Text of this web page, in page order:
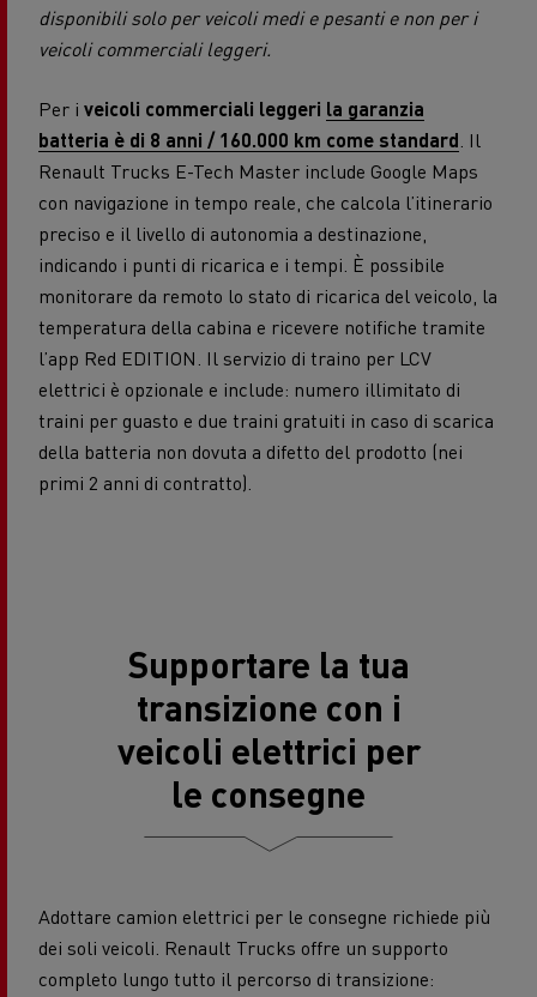
disponibili solo per veicoli medi e pesanti e non per i
veicoli commerciali leggeri.
Per i veicoli commerciali leggeri la garanzia
batteria è di 8 anni / 160.000 km come standard. Il
Renault Trucks E-Tech Master include Google Maps
con navigazione in tempo reale, che calcola l’itinerario
preciso e il livello di autonomia a destinazione,
indicando i punti di ricarica e i tempi. È possibile
monitorare da remoto lo stato di ricarica del veicolo, la
temperatura della cabina e ricevere notifiche tramite
l’app Red EDITION. Il servizio di traino per LCV
elettrici è opzionale e include: numero illimitato di
traini per guasto e due traini gratuiti in caso di scarica
della batteria non dovuta a difetto del prodotto (nei
primi 2 anni di contratto).
Supportare la tua
transizione con i
veicoli elettrici per
le consegne
Adottare camion elettrici per le consegne richiede più
dei soli veicoli. Renault Trucks offre un supporto
completo lungo tutto il percorso di transizione: